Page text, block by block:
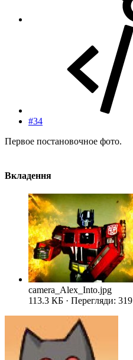
#34
Первое постановочное фото.
Вкладення
camera_Alex_Into.jpg
113.3 КБ · Перегляди: 319